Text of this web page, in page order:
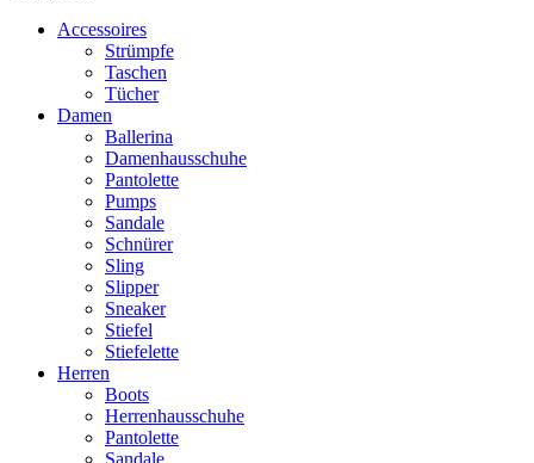
Accessoires
Strümpfe
Taschen
Tücher
Damen
Ballerina
Damenhausschuhe
Pantolette
Pumps
Sandale
Schnürer
Sling
Slipper
Sneaker
Stiefel
Stiefelette
Herren
Boots
Herrenhausschuhe
Pantolette
Sandale